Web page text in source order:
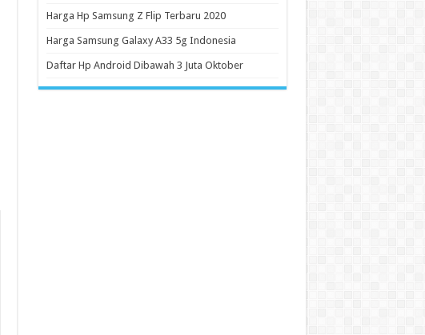
Harga Hp Samsung Z Flip Terbaru 2020
Harga Samsung Galaxy A33 5g Indonesia
Daftar Hp Android Dibawah 3 Juta Oktober